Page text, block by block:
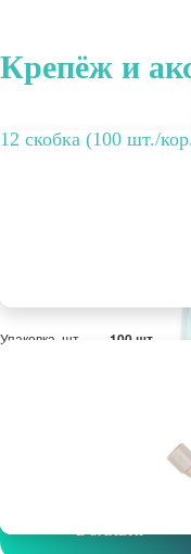
Крепёж и
12 скобка (100 шт./
Упаковка, шт. 100 шт